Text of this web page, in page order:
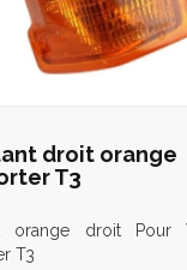
droit orange
T3
orange droit Pour
T3